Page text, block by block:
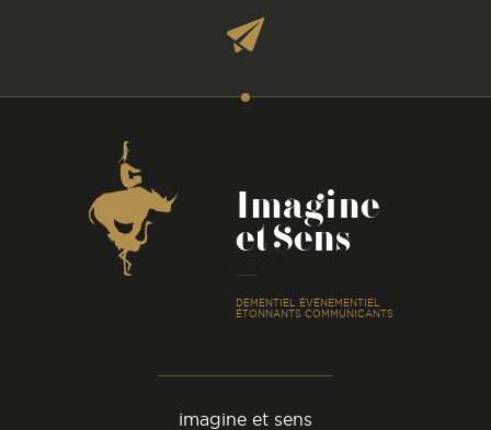
Coordonnées
Imagine
et Sens
DÉMENTIEL ÉVÉNEMENTIEL
ÉTONNANTS COMMUNICANTS
imagine et sens